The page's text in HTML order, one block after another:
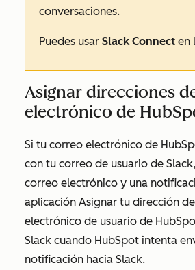
conversaciones.
Puedes usar Slack Connect en
Asignar direcciones
electrónico de
Si tu correo electrónico de
con tu correo de usuario de
correo electrónico y una
aplicación Asignar tu dirección
electrónico de usuario de
Slack cuando HubSpot intenta
notificación hacia Slack.